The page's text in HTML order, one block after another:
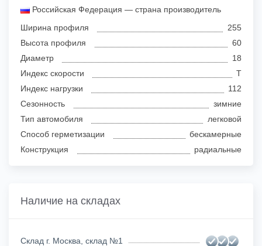
Российская Федерация — страна производитель
Ширина профиля
255
Высота профиля
60
Диаметр
18
Индекс скорости
T
Индекс нагрузки
112
Сезонность
зимние
Тип автомобиля
легковой
Способ герметизации
бескамерные
Конструкция
радиальные
Наличие на складах
Склад г. Москва, склад №1